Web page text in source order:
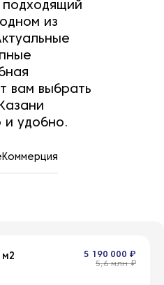
из
вам выбрать
и удобно.
Коммерция
м2 5 190 000 ₽
5,6 млн ₽